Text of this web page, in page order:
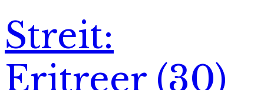
Streit:
Eritreer (30)